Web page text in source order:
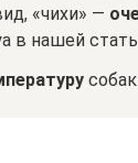
«чихи» —
в нашей